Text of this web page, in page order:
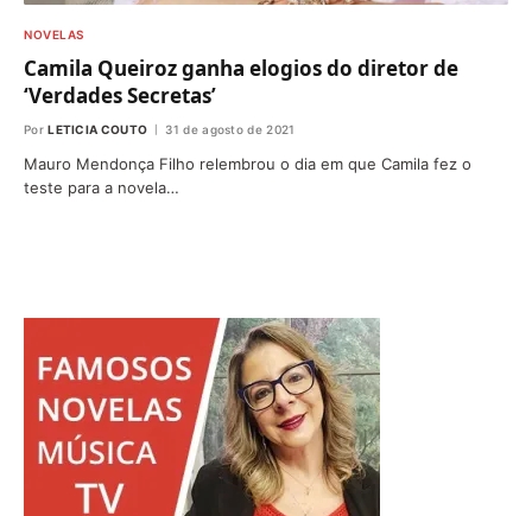
NOVELAS
Camila Queiroz ganha elogios do diretor de
‘Verdades Secretas’
Por LETICIA COUTO 31 de agosto de 2021
Mauro Mendonça Filho relembrou o dia em que Camila fez o
teste para a novela…